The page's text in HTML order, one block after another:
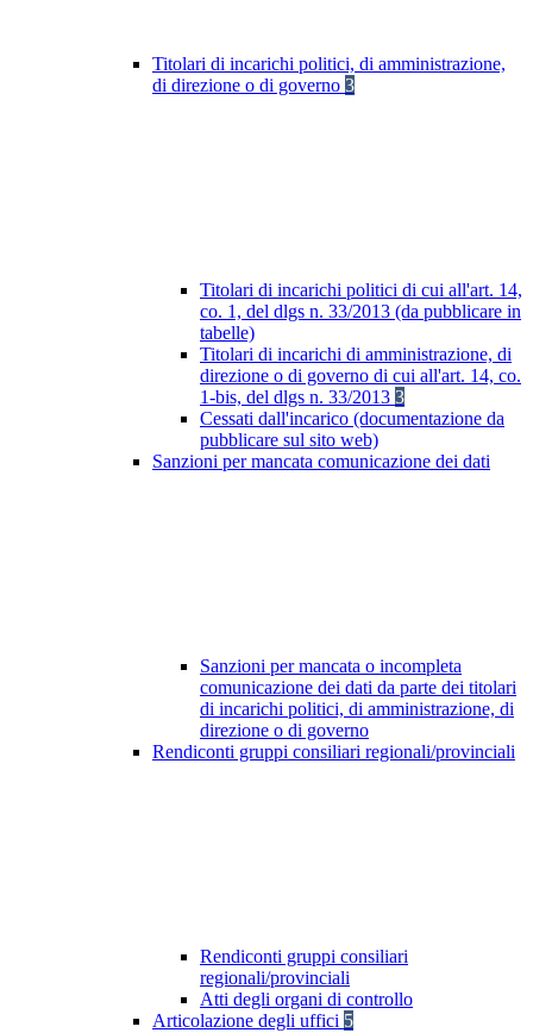
Titolari di incarichi politici, di amministrazione,
di direzione o di governo 3
Titolari di incarichi politici di cui all'art. 14,
co. 1, del dlgs n. 33/2013 (da pubblicare in
tabelle)
Titolari di incarichi di amministrazione, di
direzione o di governo di cui all'art. 14, co.
1-bis, del dlgs n. 33/2013 3
Cessati dall'incarico (documentazione da
pubblicare sul sito web)
Sanzioni per mancata comunicazione dei dati
Sanzioni per mancata o incompleta
comunicazione dei dati da parte dei titolari
di incarichi politici, di amministrazione, di
direzione o di governo
Rendiconti gruppi consiliari regionali/provinciali
Rendiconti gruppi consiliari
regionali/provinciali
Atti degli organi di controllo
Articolazione degli uffici 5